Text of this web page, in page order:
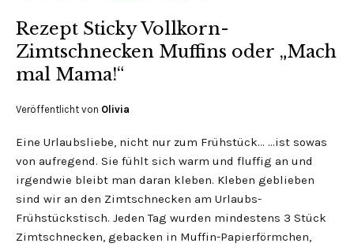
Rezept Sticky Vollkorn-
Zimtschnecken Muffins oder „Mach
mal Mama!“
Veröffentlicht von Olivia
Eine Urlaubsliebe, nicht nur zum Frühstück… …ist sowas
von aufregend. Sie fühlt sich warm und fluffig an und
irgendwie bleibt man daran kleben. Kleben geblieben
sind wir an den Zimtschnecken am Urlaubs-
Frühstückstisch. Jeden Tag wurden mindestens 3 Stück
Zimtschnecken, gebacken in Muffin-Papierförmchen,